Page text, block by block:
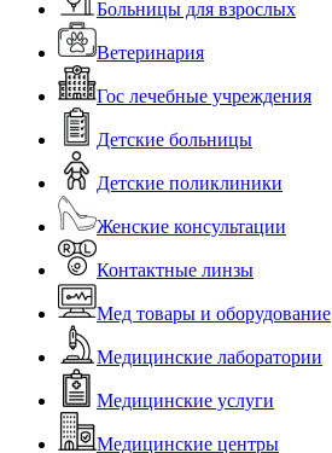
Больницы для взрослых
Ветеринария
Гос лечебные учреждения
Детские больницы
Детские поликлиники
Женские консультации
Контактные линзы
Мед товары и оборудование
Медицинские лаборатории
Медицинские услуги
Медицинские центры